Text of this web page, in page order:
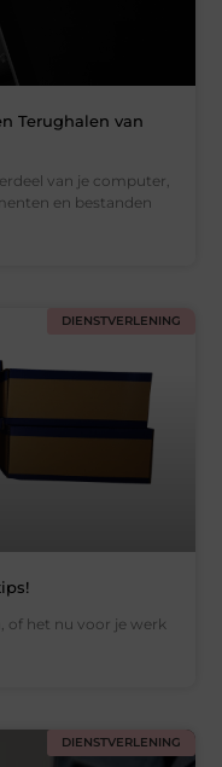
Terughalen van
van je computer,
en bestanden
DIENSTVERLENING
of het nu voor je werk
DIENSTVERLENING